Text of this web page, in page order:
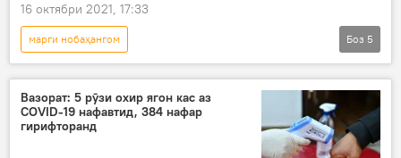
16 октябри 2021, 17:33
марги нобаҳангом
Коронавирус дар Русия ва ҷаҳон: охирин хабару гузоришҳо
Тандурустӣ
Дар Русия
коронавирус
омор
Боз 5
Вазорат: 5 рӯзи охир ягон кас аз
COVID-19 нафавтид, 384 нафар
гирифторанд